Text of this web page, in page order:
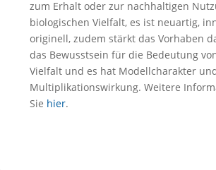
zum Erhalt oder zur nachhaltigen
biologischen Vielfalt, es ist neuartig,
originell, zudem stärkt das Vorhaben
das Bewusstsein für die Bedeutung
Vielfalt und es hat Modellcharakter
Multiplikationswirkung. Weitere
Sie hier.